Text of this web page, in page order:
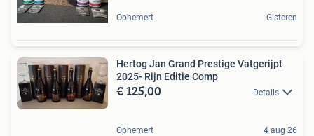
Ophemert Gisteren
Hertog Jan Grand Prestige Vatgerijpt
2025- Rijn Editie Comp
€ 125,00 Details
Ophemert 4 aug 26